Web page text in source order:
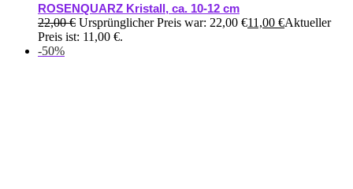
ROSENQUARZ Kristall, ca. 10-12 cm
22,00€ Ursprünglicher Preis war: 22,00 €11,00 €Aktueller
Preis ist: 11,00 €.
-50%